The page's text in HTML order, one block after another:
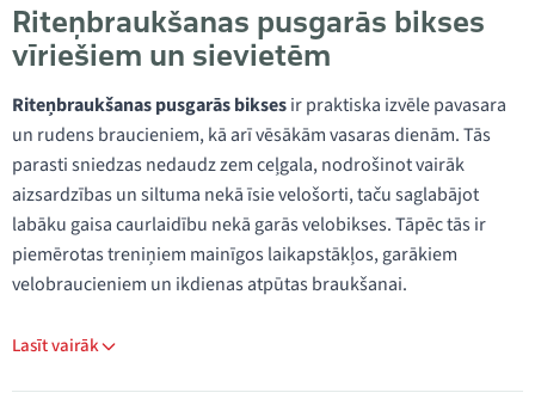
Riteņbraukšanas pusgarās bikses
vīriešiem un sievietēm
Riteņbraukšanas pusgarās biksesir praktiska izvēle pavasara
un rudens braucieniem, kā arī vēsākām vasaras dienām. Tās
parasti sniedzas nedaudz zem ceļgala, nodrošinot vairāk
aizsardzības un siltuma nekā īsie velošorti, taču saglabājot
labāku gaisa caurlaidību nekā garās velobikses. Tāpēc tās ir
piemērotas treniņiem mainīgos laikapstākļos, garākiem
velobraucieniem un ikdienas atpūtas braukšanai.
Lasīt vairāk